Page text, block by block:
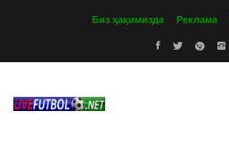
Биз ҳақимизда Реклама